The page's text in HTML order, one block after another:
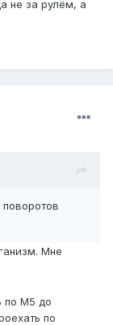
не за рулём, а
Мне
по М5 до
по